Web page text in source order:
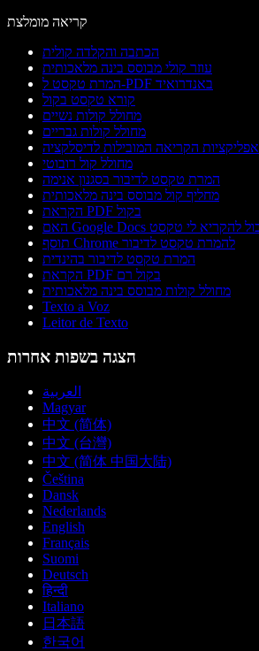
קריאה מומלצת
הכתבה והקלדה קולית
עוזר קולי מבוסס בינה מלאכותית
המרת טקסט ל-PDF באנדרואיד
קורא טקסט בקול
מחולל קולות נשיים
מחולל קולות גבריים
אפליקציות הקריאה המובילות לדיסלקציה
מחולל קול רובוטי
המרת טקסט לדיבור בסגנון אנימה
מחליף קול מבוסס בינה מלאכותית
הקראת PDF בקול
תוסף Chrome להמרת טקסט לדיבור
המרת טקסט לדיבור בהינדית
הקראת PDF בקול רם
מחולל קולות מבוסס בינה מלאכותית
Texto a Voz
Leitor de Texto
הצגה בשפות אחרות
العربية
Magyar
中文 (简体)
中文 (台灣)
中文 (简体 中国大陆)
Čeština
Dansk
Nederlands
English
Français
Suomi
Deutsch
हिन्दी
Italiano
日本語
한국어